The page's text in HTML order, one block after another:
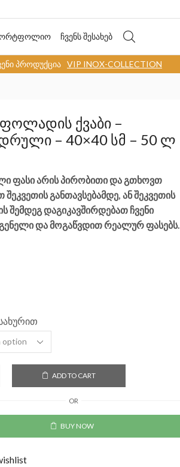
ᲩᲕᲔᲜᲡ ᲨᲔᲡᲐᲮᲔᲑ
პროდუქცია VIP INOX-COLLECTION
ფოლადის ქვაბი –
– 40×40 სმ – 50 ლ
ფასი არის პირობითი და გთხოვთ
განთავსებამდე, ან შეკვეთის
შემდეგ დაგიკავშირდებათ ჩვენი
და მოგაწვდით რეალურ ფასებს.
ADD TO CART
OR
BUY NOW